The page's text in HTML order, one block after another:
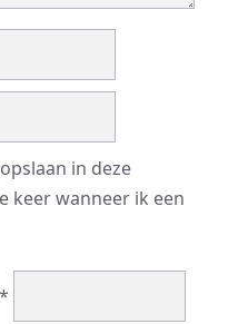
in deze
keer wanneer ik een
*